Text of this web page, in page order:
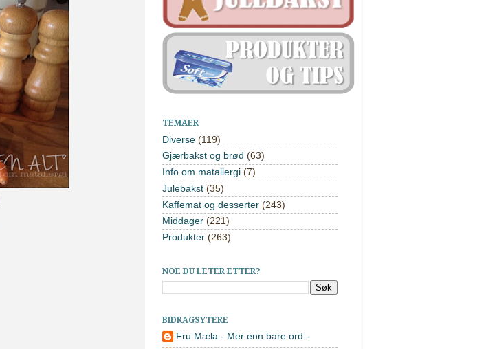
TEMAER
Diverse (119)
Gjærbakst og brød (63)
Info om matallergi (7)
Julebakst (35)
Kaffemat og desserter (243)
Middager (221)
Produkter (263)
NOE DU LETER ETTER?
BIDRAGSYTERE
Fru Mæla - Mer enn bare ord -